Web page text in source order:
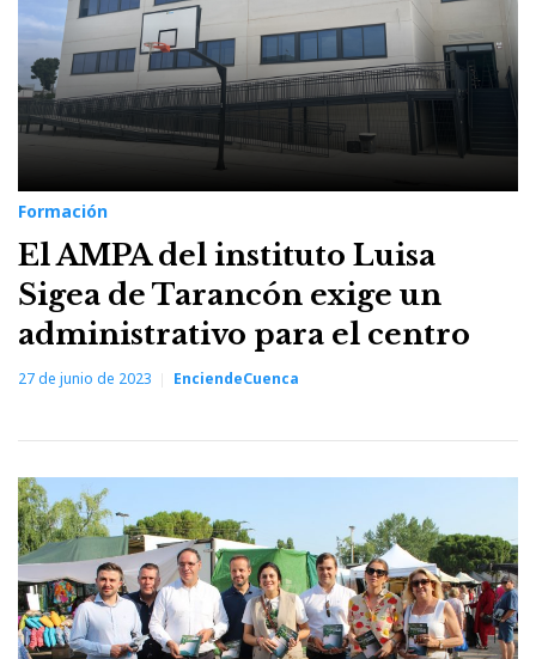
Formación
El AMPA del instituto Luisa
Sigea de Tarancón exige un
administrativo para el centro
27 de junio de 2023 EnciendeCuenca